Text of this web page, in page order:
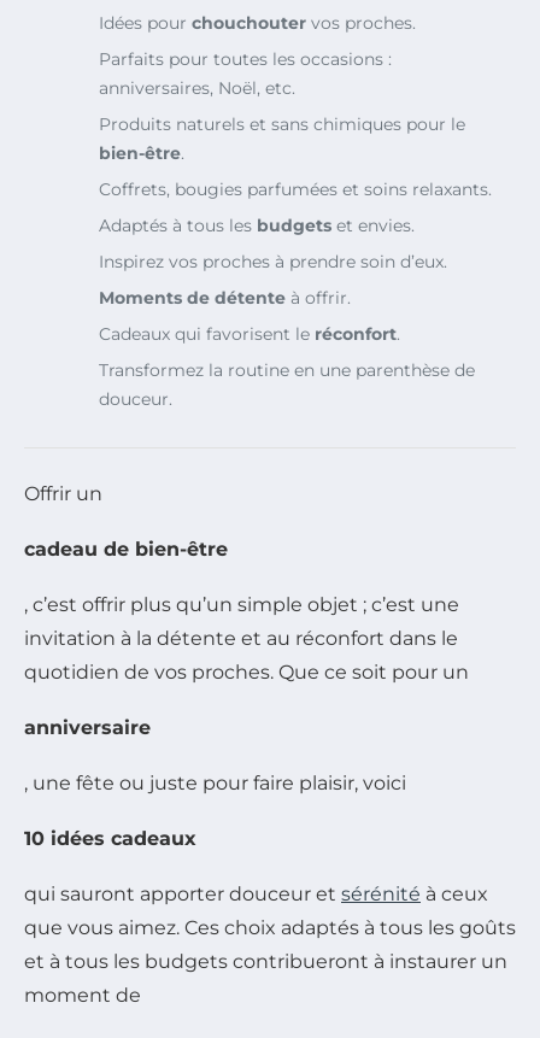
Idées pour chouchouter vos proches.
Parfaits pour toutes les occasions :
anniversaires, Noël, etc.
Produits naturels et sans chimiques pour le
bien-être.
Coffrets, bougies parfumées et soins relaxants.
Adaptés à tous les budgets et envies.
Inspirez vos proches à prendre soin d’eux.
Moments de détente à offrir.
Cadeaux qui favorisent le réconfort.
Transformez la routine en une parenthèse de
douceur.
Offrir un
cadeau de bien-être
, c’est offrir plus qu’un simple objet ; c’est une
invitation à la détente et au réconfort dans le
quotidien de vos proches. Que ce soit pour un
anniversaire
, une fête ou juste pour faire plaisir, voici
10 idées cadeaux
qui sauront apporter douceur et sérénité à ceux
que vous aimez. Ces choix adaptés à tous les goûts
et à tous les budgets contribueront à instaurer un
moment de